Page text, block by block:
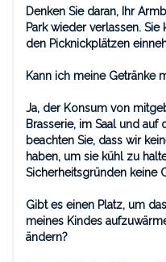
Denken Sie daran, Ihr
Park wieder verlassen.
den Picknickplätzen
Kann ich meine Getränke
Ja, der Konsum von
Brasserie, im Saal und auf
beachten Sie, dass wir
haben, um sie kühl zu
Sicherheitsgründen keine
Gibt es einen Platz, um
meines Kindes
ändern?